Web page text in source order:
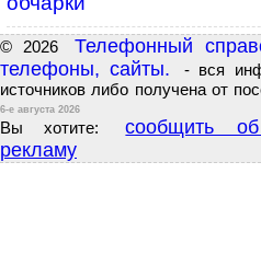
© 2026
Телефонный
телефоны, сайты.
- вся
источников либо получена от
6-е августа 2026
Вы хотите: сообщить
рекламу